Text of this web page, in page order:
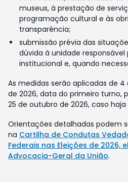
museus, à prestação de
programação cultural e às
transparência;
submissão prévia das
dúvida à unidade
institucional e, quando
As medidas serão aplicadas de
de 2026, data do primeiro turno,
25 de outubro de 2026, caso
Orientações detalhadas podem
na Cartilha de Condutas
Federais nas Eleições de 2026,
Advocacia-Geral da União.